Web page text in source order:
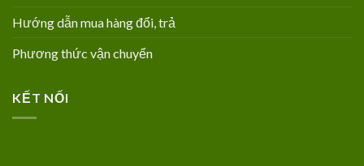
Hướng dẫn mua hàng đổi, trả
Phương thức vận chuyển
KẾT NỐI